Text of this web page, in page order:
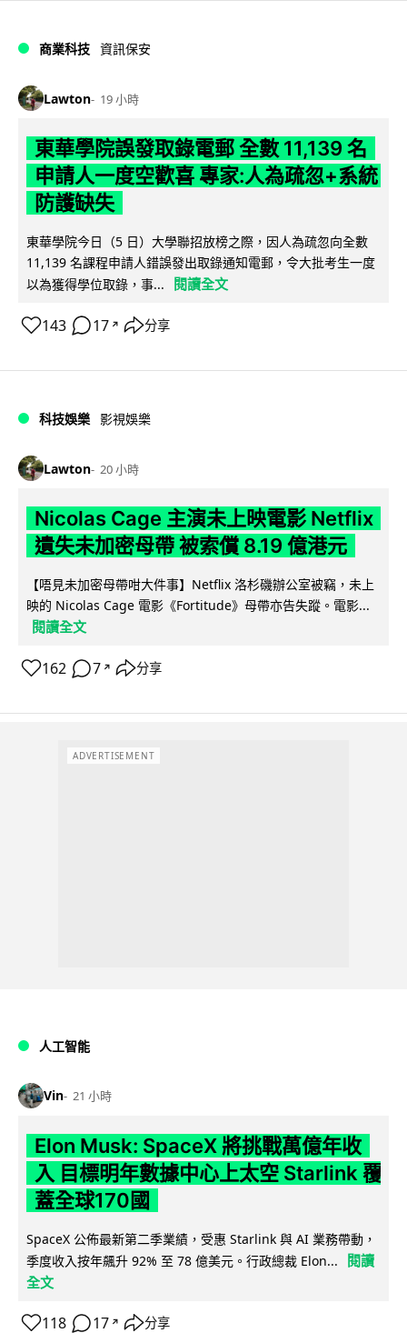
商業科技 資訊保安
Lawton 19 小時
東華學院誤發取錄電郵 全數 11,139 名
申請人一度空歡喜 專家:人為疏忽+系統
防護缺失
東華學院今日（5 日）大學聯招放榜之際，因人為疏忽向全數
11,139 名課程申請人錯誤發出取錄通知電郵，令大批考生一度
以為獲得學位取錄，事...
閱讀全文
143 17 ↗ 分享
科技娛樂 影視娛樂
Lawton 20 小時
Nicolas Cage 主演未上映電影 Netflix
遺失未加密母帶 被索償 8.19 億港元
【唔見未加密母帶咁大件事】Netflix 洛杉磯辦公室被竊，未上
映的 Nicolas Cage 電影《Fortitude》母帶亦告失蹤。電影...
閱讀全文
162 7 ↗ 分享
ADVERTISEMENT
人工智能
Vin 21 小時
Elon Musk: SpaceX 將挑戰萬億年收
入 目標明年數據中心上太空 Starlink 覆
蓋全球170國
SpaceX 公佈最新第二季業績，受惠 Starlink 與 AI 業務帶動，
季度收入按年飆升 92% 至 78 億美元。行政總裁 Elon...
閱讀
全文
118 17 ↗ 分享